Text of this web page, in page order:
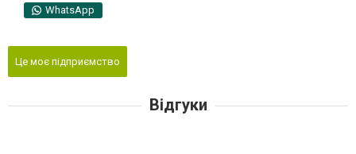
WhatsApp
Це моє підприємство
Відгуки